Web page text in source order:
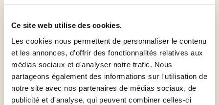
Ce site web utilise des cookies.
Les cookies nous permettent de personnaliser le contenu
et les annonces, d'offrir des fonctionnalités relatives aux
médias sociaux et d'analyser notre trafic. Nous
partageons également des informations sur l'utilisation de
notre site avec nos partenaires de médias sociaux, de
publicité et d'analyse, qui peuvent combiner celles-ci
de céramique ou du riz.
céramique et le papier cuisson et replacer au four
10-15 minutes ou jusqu'à ce que ça soit bien doré.
Pendant ce temps, battre dans une casserole les 3